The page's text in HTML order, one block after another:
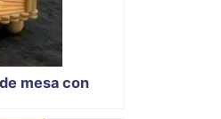
mesa con